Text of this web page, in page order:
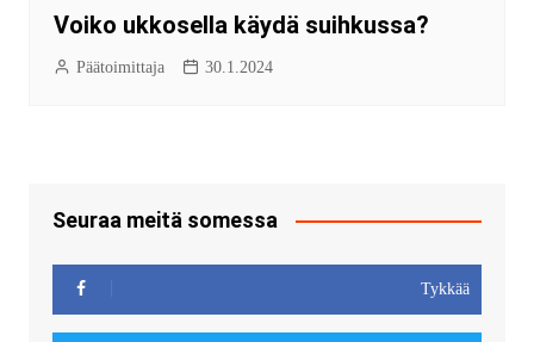
Voiko ukkosella käydä suihkussa?
Päätoimittaja 30.1.2024
Seuraa meitä somessa
Tykkää